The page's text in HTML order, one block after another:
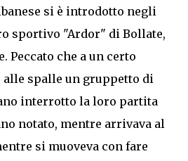
si è introdotto negli
sportivo "Ardor" di Bollate,
Peccato che a un certo
spalle un gruppetto di
interrotto la loro partita
notato, mentre arrivava al
si muoveva con fare